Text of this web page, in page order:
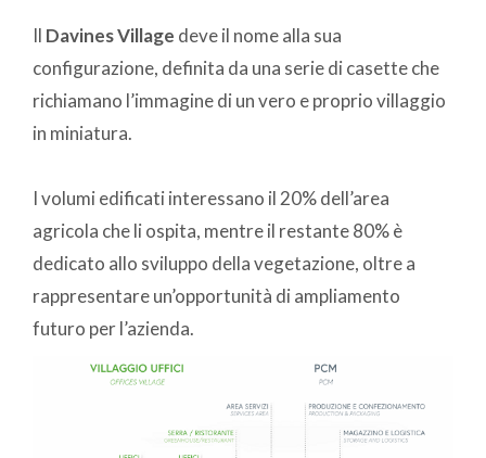
Il Davines Village deve il nome alla sua
configurazione, definita da una serie di casette che
richiamano l’immagine di un vero e proprio villaggio
in miniatura.
I volumi edificati interessano il 20% dell’area
agricola che li ospita, mentre il restante 80% è
dedicato allo sviluppo della vegetazione, oltre a
rappresentare un’opportunità di ampliamento
futuro per l’azienda.